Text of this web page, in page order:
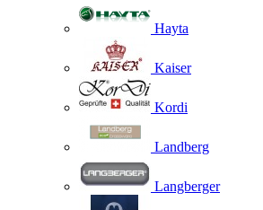
Hayta
Kaiser
Kordi
Landberg
Langberger